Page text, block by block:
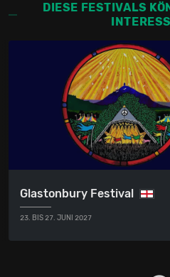
DIESE FESTIVALS
Glastonbury Festival
23. BIS 27. JUNI 2027